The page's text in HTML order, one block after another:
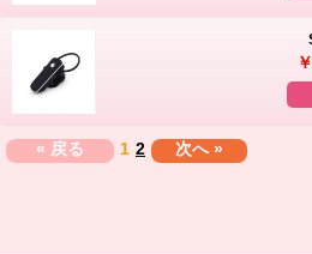
« 戻る 1 2
次へ »